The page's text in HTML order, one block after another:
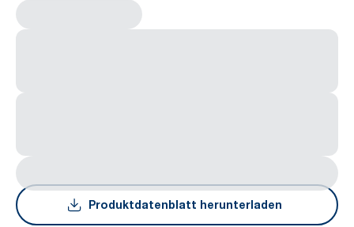
Produktdatenblatt herunterladen